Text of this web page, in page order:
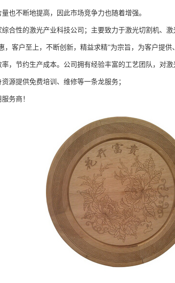
也不断地提高，因此市场竞争力也随着增强。
合性的激光产业科技公司；主要致力于激光切割机、
，客户至上，不断创新，精益求精”为宗旨，为客户提
，节约生产成本。公司拥有经验丰富的工艺团队，对
源提供免费培训、维修等一条龙服务；
务商！